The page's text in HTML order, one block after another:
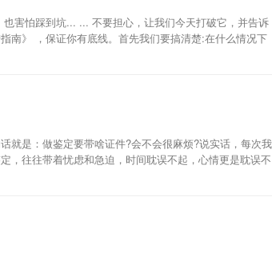
害怕踩到坑... ... 不要担心，让我们今天打破它，并告诉
南》 ，保证你有底线。首先我们要搞清楚:在什么情况下
就是：做鉴定要带啥证件?会不会很麻烦?说实话，每次我
，往往带着忧虑和急迫，时间耽误不起，心情更是耽误不